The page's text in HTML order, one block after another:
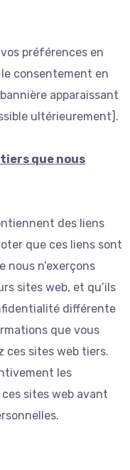
préférences en
consentement en
apparaissant
ultérieurement].
que nous
des liens
que ces liens sont
n’exerçons
sites web, et qu’ils
différente
que vous
ces sites web tiers.
les
sites web avant